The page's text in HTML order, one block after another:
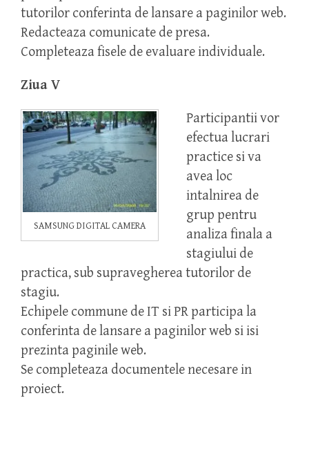
tutorilor conferinta de lansare a paginilor web.
Redacteaza comunicate de presa.
Completeaza fisele de evaluare individuale.
Ziua V
SAMSUNG DIGITAL CAMERA
Participantii vor
efectua lucrari
practice si va
avea loc
intalnirea de
grup pentru
analiza finala a
stagiului de
practica, sub supravegherea tutorilor de
stagiu.
Echipele commune de IT si PR participa la
conferinta de lansare a paginilor web si isi
prezinta paginile web.
Se completeaza documentele necesare in
proiect.